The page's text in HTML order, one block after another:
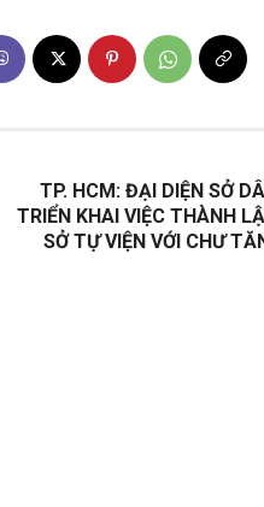
TP. HCM: ĐẠI DIỆN SỞ
TRIỂN KHAI VIỆC THÀNH
SỞ TỰ VIỆN VỚI CHƯ